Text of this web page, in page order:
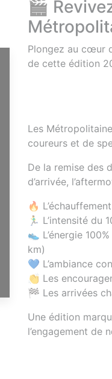
🎬
Plongez au cœur
de cette édition
Les
coureurs et de
De la remise des
d’arrivée,
🔥
🏃‍♂️ L’intensité du
👟 L’énergie
km)
💙 L’ambiance
👏 Les
🏁 Les arrivées
Une édition
l’engagement de